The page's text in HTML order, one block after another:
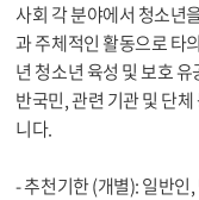
사회 각 분야에서 청소년
과 주체적인 활동으로 타
년 청소년 육성 및 보호
반국민, 관련 기관 및 단
니다.
- 추천기한 (개별): 일반인